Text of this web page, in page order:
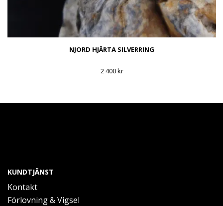
NJORD HJÄRTA SILVERRING
2 400 kr
KUNDTJÄNST
Kontakt
Förlovning & Vigsel